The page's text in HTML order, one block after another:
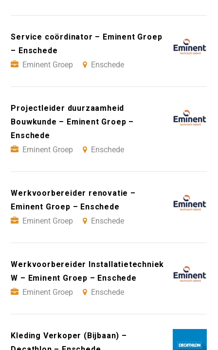
Service coördinator – Eminent Groep
– Enschede
Eminent Groep
Enschede
Projectleider duurzaamheid
Bouwkunde – Eminent Groep –
Enschede
Eminent Groep
Enschede
Werkvoorbereider renovatie –
Eminent Groep – Enschede
Eminent Groep
Enschede
Werkvoorbereider Installatietechniek
W – Eminent Groep – Enschede
Eminent Groep
Enschede
Kleding Verkoper (Bijbaan) –